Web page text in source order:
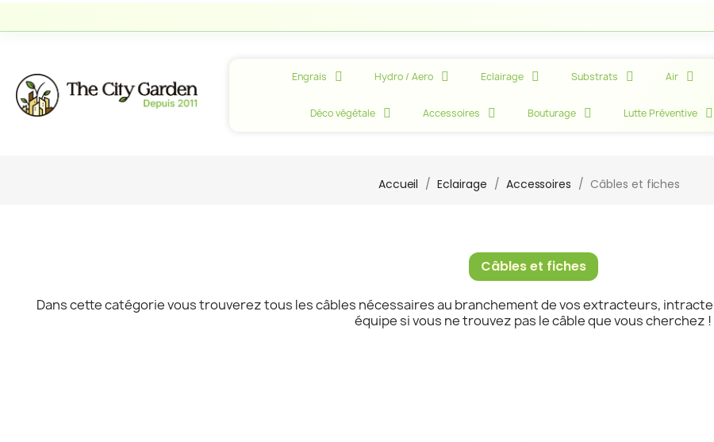
Engrais Hydro / Aero Eclairage Substrats Air
Déco végétale Accessoires Bouturage Lutte Préventive
Accueil Eclairage Accessoires Câbles et fiches
Câbles et fiches
Dans cette catégorie vous trouverez tous les câbles nécessaires au branchement de vos extracteurs,
équipe si vous ne trouvez pas le câble que vous cherchez !